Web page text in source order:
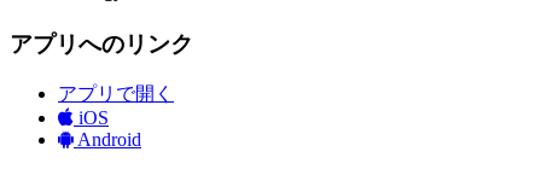
アプリへのリンク
アプリで開く
iOS
Android